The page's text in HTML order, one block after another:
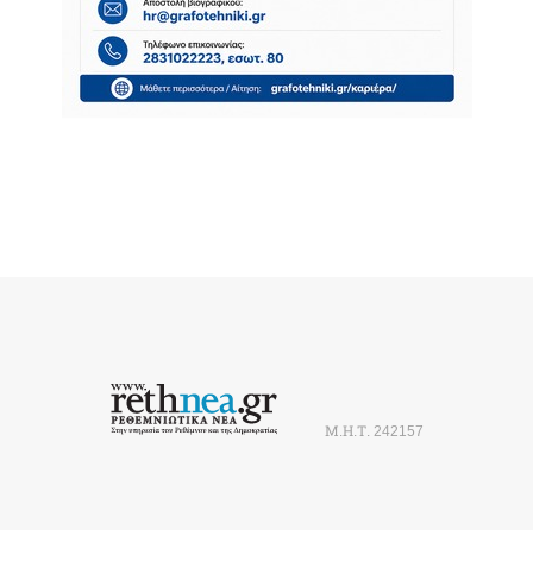
Μ.Η.Τ. 242157